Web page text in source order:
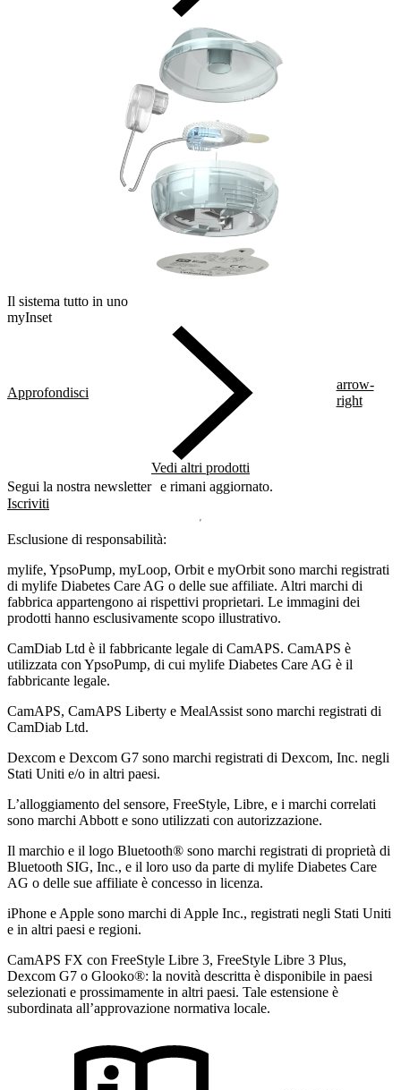
Il sistema tutto in uno
myInset
Approfondisci
arrow-
right
Vedi altri prodotti
Segui la nostra newsletter e rimani aggiornato.
Iscriviti
Esclusione di responsabilità:
mylife, YpsoPump, myLoop, Orbit e myOrbit sono marchi registrati
di mylife Diabetes Care AG o delle sue affiliate. Altri marchi di
fabbrica appartengono ai rispettivi proprietari. Le immagini dei
prodotti hanno esclusivamente scopo illustrativo.
CamDiab Ltd è il fabbricante legale di CamAPS. CamAPS è
utilizzata con YpsoPump, di cui mylife Diabetes Care AG è il
fabbricante legale.
CamAPS, CamAPS Liberty e MealAssist sono marchi registrati di
CamDiab Ltd.
Dexcom e Dexcom G7 sono marchi registrati di Dexcom, Inc. negli
Stati Uniti e/o in altri paesi.
L’alloggiamento del sensore, FreeStyle, Libre, e i marchi correlati
sono marchi Abbott e sono utilizzati con autorizzazione.
Il marchio e il logo Bluetooth® sono marchi registrati di proprietà di
Bluetooth SIG, Inc., e il loro uso da parte di mylife Diabetes Care
AG o delle sue affiliate è concesso in licenza.
iPhone e Apple sono marchi di Apple Inc., registrati negli Stati Uniti
e in altri paesi e regioni.
CamAPS FX con FreeStyle Libre 3, FreeStyle Libre 3 Plus,
Dexcom G7 o Glooko®: la novità descritta è disponibile in paesi
selezionati e prossimamente in altri paesi. Tale estensione è
subordinata all’approvazione normativa locale.